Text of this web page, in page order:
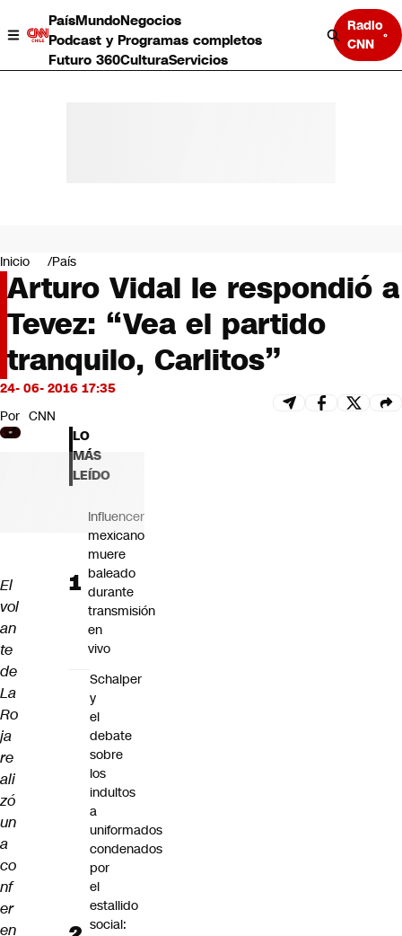
PaísMundoNegocios
Podcast y Programas completos
Futuro 360CulturaServicios
Radio
CNN
Negocios
Deportes
Programas completos
Cultura
Servicios
Bits
CNN Data
CNN tiempo
Futuro 360
Opinión
Inicio País
Arturo Vidal le respondió a
Tevez: “Vea el partido
tranquilo, Carlitos”
24- 06- 2016 17:35
Por CNN
El
vol
an
te
de
La
Ro
ja
re
ali
zó
un
a
co
nf
er
en
LO
MÁS
LEÍDO
Influencer
mexicano
muere
baleado
durante
transmisión
en
vivo
Schalper
y
el
debate
sobre
los
indultos
a
uniformados
condenados
por
el
estallido
social: